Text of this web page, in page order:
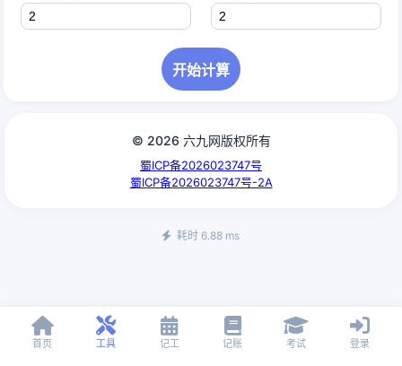
开始计算
© 2026 六九网版权所有
蜀ICP备2026023747号
蜀ICP备2026023747号-2A
耗时 6.88 ms
首页 工具 记工 记账 考试 登录